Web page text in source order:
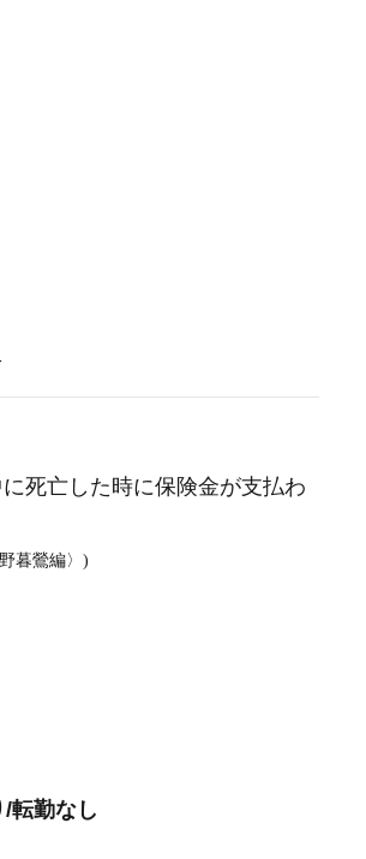
死亡した時に保険金が支払わ
暮鶯編〉)
転勤なし